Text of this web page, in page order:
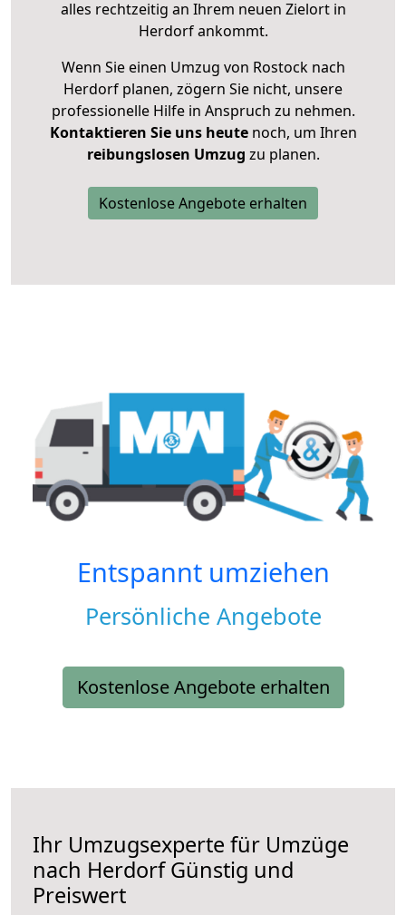
alles rechtzeitig an Ihrem neuen Zielort in
Herdorf ankommt.
Wenn Sie einen Umzug von Rostock nach
Herdorf planen, zögern Sie nicht, unsere
professionelle Hilfe in Anspruch zu nehmen.
Kontaktieren Sie uns heutenoch, um Ihren
reibungslosen Umzug zu planen.
Kostenlose Angebote erhalten
Entspannt umziehen
Persönliche Angebote
Kostenlose Angebote erhalten
Ihr Umzugsexperte für Umzüge
nach HerdorfGünstig und
Preiswert